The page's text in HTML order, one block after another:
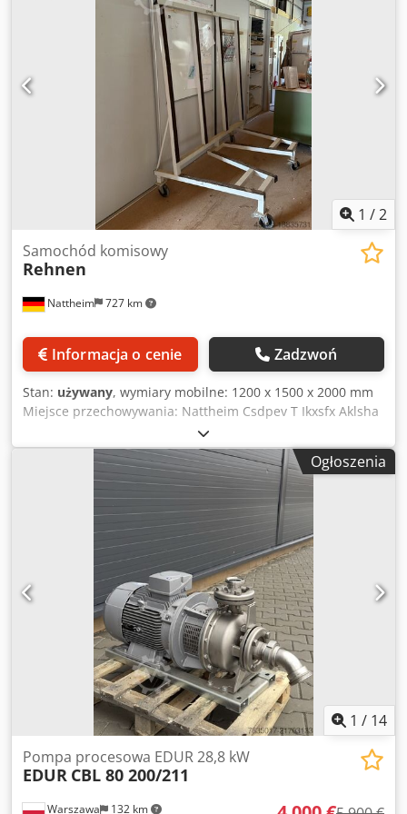
1 /2
Nattheim 727 km
Samochód komisowy
Rehnen
Informacja o cenie Zadzwoń
Stan: używany, wymiary mobilne: 1200 x 1500 x 2000 mm
Miejsce przechowywania: Nattheim Csdpev T Ikxsfx Aklsha
Ogłoszenia
1 / 14
Warszawa 132 km
Pompa procesowa EDUR 28,8 kW
EDUR CBL 80 200/211